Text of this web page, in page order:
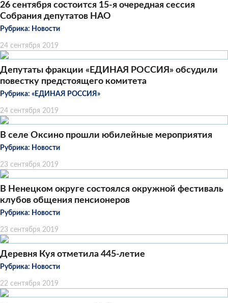
26 сентября состоится 15-я очередная сессия
Собрания депутатов НАО
Рубрика: Новости
24 сентября 2019
Депутаты фракции «ЕДИНАЯ РОССИЯ» обсудили
повестку предстоящего комитета
Рубрика: «ЕДИНАЯ РОССИЯ»
24 сентября 2019
В селе Оксино прошли юбилейные мероприятия
Рубрика: Новости
23 сентября 2019
В Ненецком округе состоялся окружной фестиваль
клубов общения пенсионеров
Рубрика: Новости
23 сентября 2019
Деревня Куя отметила 445-летие
Рубрика: Новости
22 сентября 2019